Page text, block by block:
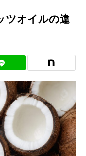
ツオイルの違